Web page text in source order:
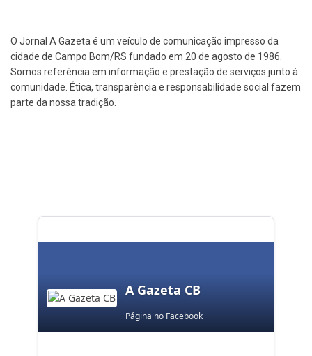
O Jornal A Gazeta é um veículo de comunicação impresso da
cidade de Campo Bom/RS fundado em 20 de agosto de 1986.
Somos referência em informação e prestação de serviços junto à
comunidade. Ética, transparência e responsabilidade social fazem
parte da nossa tradição.
A Gazeta CB
Página no Facebook